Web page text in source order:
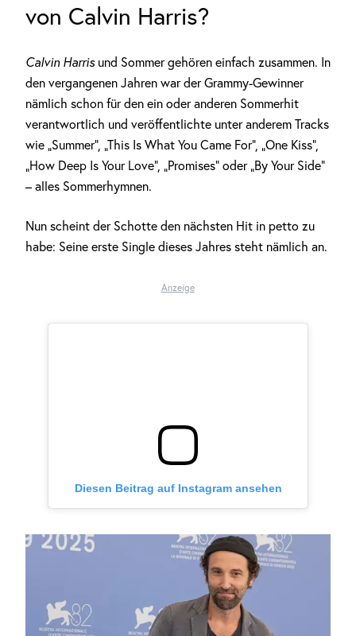
von Calvin Harris?
Calvin Harrisund Sommer gehören einfach zusammen. In
den vergangenen Jahren war der Grammy-Gewinner
nämlich schon für den ein oder anderen Sommerhit
verantwortlich und veröffentlichte unter anderem Tracks
wie „Summer“, „This Is What You Came For“, „One Kiss“,
„How Deep Is Your Love“, „Promises“ oder „By Your Side“
– alles Sommerhymnen.
Nun scheint der Schotte den nächsten Hit in petto zu
habe: Seine erste Single dieses Jahres steht nämlich an.
Anzeige
Diesen Beitrag auf Instagram ansehen